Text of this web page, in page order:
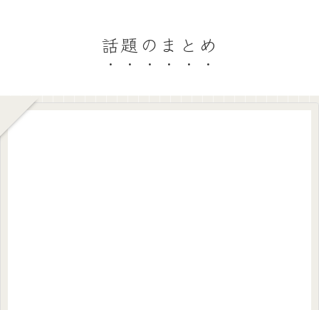
話題のまとめ